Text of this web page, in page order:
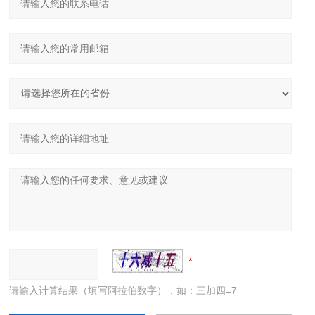
请输入计算结果（填写阿拉伯数字），如：三加四=7